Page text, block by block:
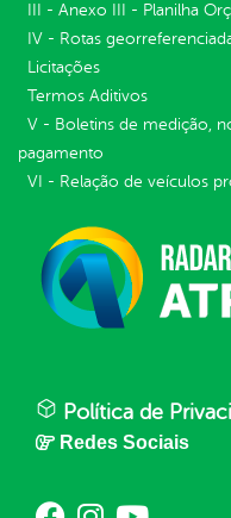
III - Anexo III - Planilha
IV - Rotas
Licitações
Termos Aditivos
V - Boletins de medição,
pagamento
VI - Relação de veículos
Política de
Redes Sociais